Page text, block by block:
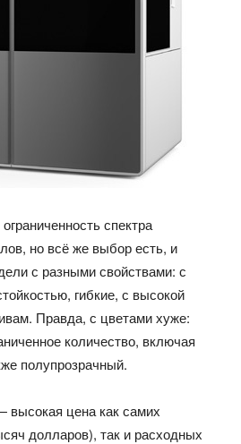
спектра
но всё же выбор есть, и
с разными свойствами: с
гибкие, с высокой
Правда, с цветами хуже:
количество, включая
полупрозрачный.
цена как самих
долларов), так и расходных